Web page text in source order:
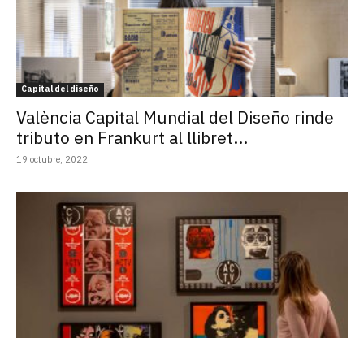
Capital del diseño
València Capital Mundial del Diseño rinde
tributo en Frankurt al llibret...
19 octubre, 2022